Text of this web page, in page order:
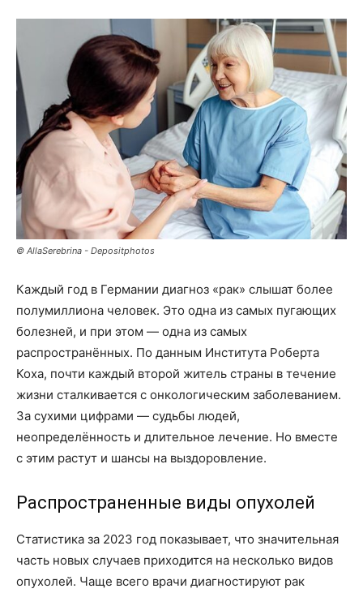
© AllaSerebrina - Depositphotos
Каждый год в Германии диагноз «рак» слышат более
полумиллиона человек. Это одна из самых пугающих
болезней, и при этом — одна из самых
распространённых. По данным Института Роберта
Коха, почти каждый второй житель страны в течение
жизни сталкивается с онкологическим заболеванием.
За сухими цифрами — судьбы людей,
неопределённость и длительное лечение. Но вместе
с этим растут и шансы на выздоровление.
Распространенные виды опухолей
Статистика за 2023 год показывает, что значительная
часть новых случаев приходится на несколько видов
опухолей. Чаще всего врачи диагностируют рак